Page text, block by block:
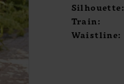
Silhouette:
Train:
Waistline: